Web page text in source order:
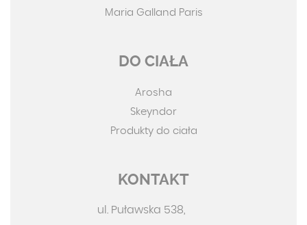
Maria Galland Paris
DO CIAŁA
Arosha
Skeyndor
Produkty do ciała
KONTAKT
ul. Puławska 538,